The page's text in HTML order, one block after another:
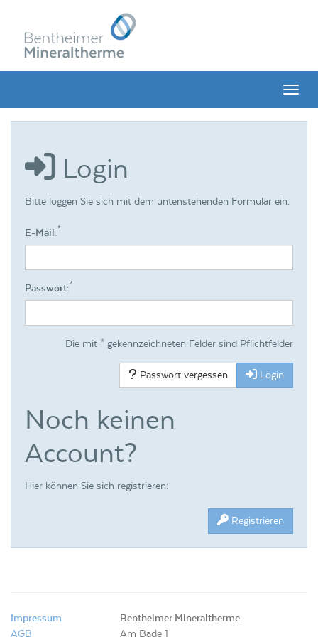
Login
Bitte loggen Sie sich mit dem untenstehenden Formular ein.
E-Mail:*
Passwort:*
Die mit * gekennzeichneten Felder sind Pflichtfelder
Passwort vergessen Login
Noch keinen
Account?
Hier können Sie sich registrieren:
Registrieren
Impressum
AGB
Bentheimer Mineraltherme
Am Bade 1